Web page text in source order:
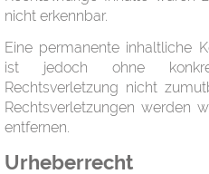
nicht erkennbar.
Eine permanente inhaltliche
ist jedoch ohne
Rechtsverletzung nicht
Rechtsverletzungen werden
entfernen.
Urheberrecht